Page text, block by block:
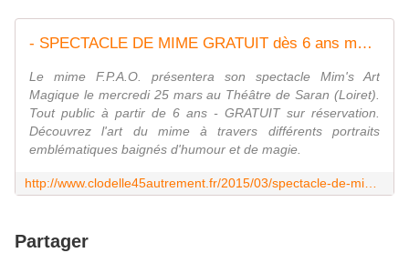
- SPECTACLE DE MIME GRATUIT dès 6 ans mercredi 25 mars au Théâtre de SARAN (Loiret) - VIVRE AUTREMENT VOS LOISIRS avec Clodelle
Le mime F.P.A.O. présentera son spectacle Mim's Art
Magique le mercredi 25 mars au Théâtre de Saran (Loiret).
Tout public à partir de 6 ans - GRATUIT sur réservation.
Découvrez l'art du mime à travers différents portraits
emblématiques baignés d'humour et de magie.
Partager